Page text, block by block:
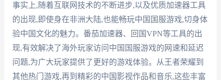
事实上,随着互联网技术的不断进步,以及优质加速器工具
的出现,即使身在非洲大陆,也能畅玩中国国服游戏,切身体
验中国文化的魅力。番茄加速器、回国VPN等工具的出
现,有效解决了海外玩家访问中国国服游戏的网速和延迟
问题,为广大玩家提供了更好的游戏体验。从王者荣耀到
其他热门游戏,再到精彩的中国影视作品和音乐,这些丰富